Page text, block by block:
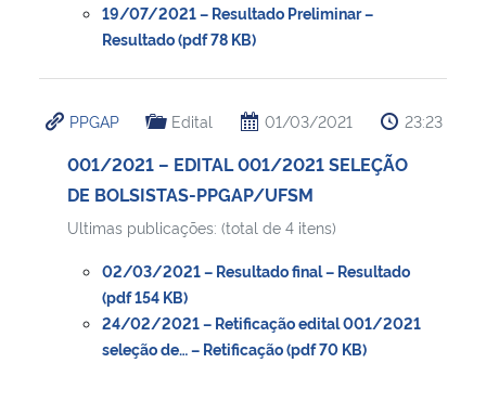
19/07/2021 – Resultado Preliminar –
Resultado (pdf 78 KB)
PPGAP Edital 01/03/2021 23:23
001/2021 – EDITAL 001/2021 SELEÇÃO
DE BOLSISTAS-PPGAP/UFSM
Ultimas publicações: (total de 4 itens)
02/03/2021 – Resultado final – Resultado
(pdf 154 KB)
24/02/2021 – Retificação edital 001/2021
seleção de… – Retificação (pdf 70 KB)